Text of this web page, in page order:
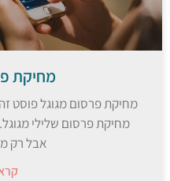
מחיקת
מחיקת פרסום מגוגל פוסט
מחיקת פרסום שלילי
אבל רק